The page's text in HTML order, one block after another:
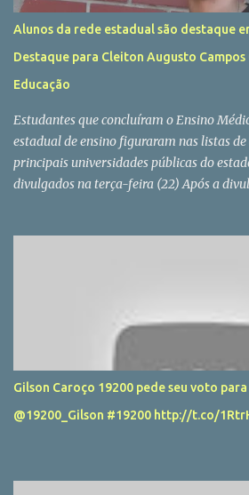
Alunos da rede estadual são destaque
Destaque para Cleiton Augusto
Educação
Estudantes que concluíram o Ensino
estadual de ensino figuraram nas listas
principais universidades públicas do
divulgados na terça-feira (22) Após a
universidade. Aluno do Colégio Estadual
em Goiânia, Cleiton conquistou o 1º lugar
oriundos de escolas públicas, no curso de
Universidade Federal de Goiás (UFG). “Eu
resultado” , conta o estudante, feliz por
Gilson Caroço 19200 pede seu voto
@19200_Gilson #19200 http://t.co/